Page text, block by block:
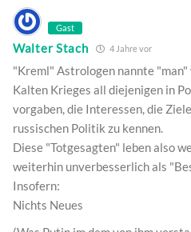
Gast
Walter Stach 4 Jahre vor
"Kreml" Astrologen nannte "man"
Kalten Krieges all diejenigen in
vorgaben, die Interessen, die
russischen Politik zu kennen.
Diese "Totgesagten" leben also
weiterhin unverbesserlich als
Insofern:
Nichts Neues